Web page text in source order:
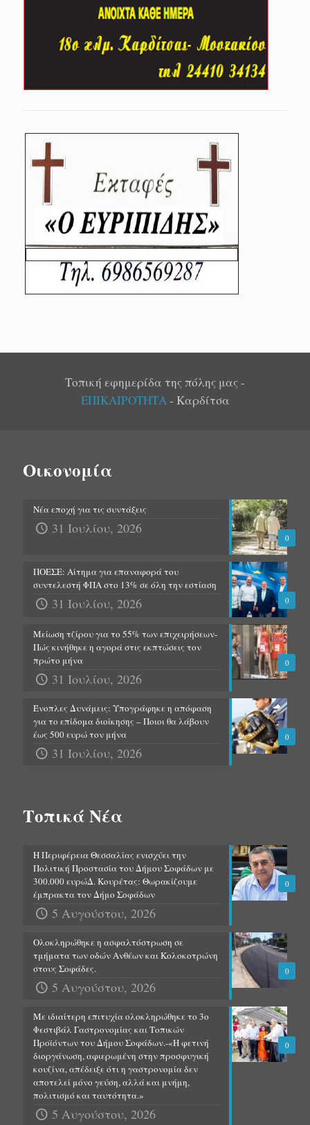
Τοπική εφημερίδα της πόλης μας -
ΕΠΙΚΑΙΡΟΤΗΤΑ- Καρδίτσα
Οικονομία
0
Νέα εποχή για τις συντάξεις
31 Ιουλίου, 2026
0
ΠΟΕΣΕ: Αίτημα για επαναφορά του
συντελεστή ΦΠΑ στο 13% σε όλη την εστίαση
31 Ιουλίου, 2026
0
Μείωση τζίρου για το 55% των επιχειρήσεων-
Πώς κινήθηκε η αγορά στις εκπτώσεις τον
πρώτο μήνα
31 Ιουλίου, 2026
0
Ένοπλες Δυνάμεις: Υπογράφηκε η απόφαση
για το επίδομα διοίκησης – Ποιοι θα λάβουν
έως 500 ευρώ τον μήνα
31 Ιουλίου, 2026
Τοπικά Νέα
0
Η Περιφέρεια Θεσσαλίας ενισχύει την
Πολιτική Προστασία του Δήμου Σοφάδων με
300.000 ευρώΔ. Κουρέτας: Θωρακίζουμε
έμπρακτα τον Δήμο Σοφάδων
5 Αυγούστου, 2026
0
Ολοκληρώθηκε η ασφαλτόστρωση σε
τμήματα των οδών Ανθέων και Κολοκοτρώνη
στους Σοφάδες.
5 Αυγούστου, 2026
0
Με ιδιαίτερη επιτυχία ολοκληρώθηκε το 3ο
Φεστιβάλ Γαστρονομίας και Τοπικών
Προϊόντων του Δήμου Σοφάδων.-«Η φετινή
διοργάνωση, αφιερωμένη στην προσφυγική
κουζίνα, απέδειξε ότι η γαστρονομία δεν
αποτελεί μόνο γεύση, αλλά και μνήμη,
πολιτισμό και ταυτότητα.»
5 Αυγούστου, 2026